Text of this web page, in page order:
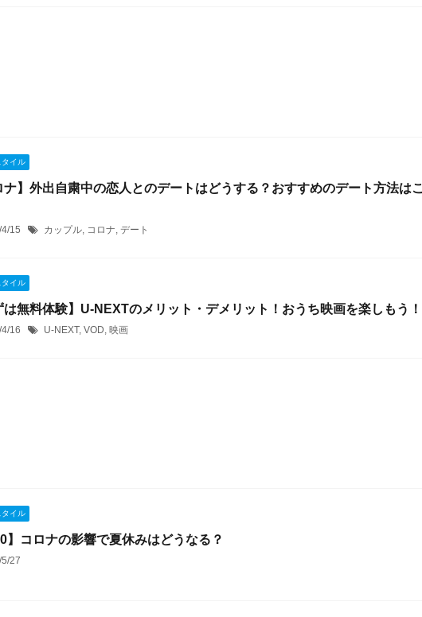
タイル
ナ】外出自粛中の恋人とのデートはどうする？おすすめのデート方法はこ
15 カップル, コロナ, デート
タイル
は無料体験】U-NEXTのメリット・デメリット！おうち映画を楽しもう！
16 U-NEXT, VOD, 映画
タイル
】コロナの影響で夏休みはどうなる？
27